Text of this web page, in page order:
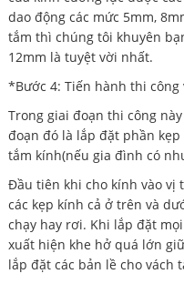
dao động các mức 5mm,
tắm thì chúng tôi khuyên
12mm là tuyệt vời nhất.
*Bước 4: Tiến hành thi
Trong giai đoạn thi công
đoạn đó là lắp đặt phần
tắm kính(nếu gia đình có
Đầu tiên khi cho kính vào vị
các kẹp kính cả ở trên và
chạy hay rơi. Khi lắp đặt
xuất hiện khe hở quá lớn
lắp đặt các bản lề cho vách